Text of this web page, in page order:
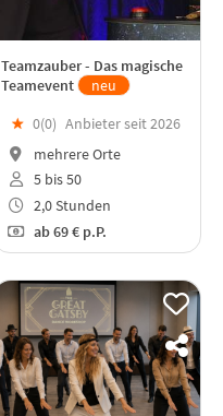
Teamzauber - Das magische
Teamevent
neu
★ 0(0) Anbieter seit 2026
mehrere Orte
5 bis 50
2,0 Stunden
ab69 € p.P.